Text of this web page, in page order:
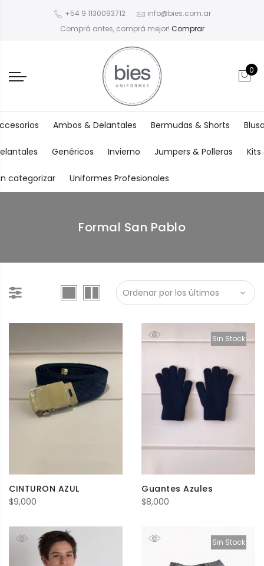
+54 9 1130093712
info@bies.com.ar
Comprá antes, comprá mejor! Comprar
0
Ambos & Delantales Bermudas & Shorts
Genéricos Invierno Jumpers & Polleras
categorizar Uniformes Profesionales
Formal San Pablo
CINTURON AZUL
$9,000
Sin Stock
Guantes Azules
$8,000
Sin Stock